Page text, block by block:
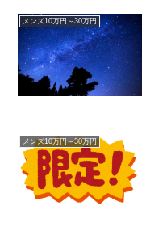
メンズ10万円～30万円
メンズ10万円～30万円